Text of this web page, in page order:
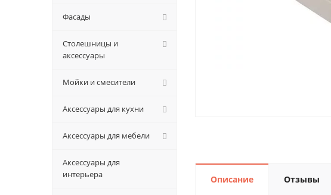
Описание Отзывы
Фасады
Столешницы и
аксессуары
Мойки и смесители
Аксессуары для кухни
Аксессуары для мебели
Аксессуары для
интерьера